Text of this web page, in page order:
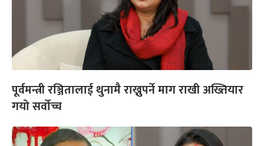
पूर्वमन्त्री रञ्जितालाई थुनामै राख्नुपर्ने माग राखी अख्तियार
गयो सर्वोच्च